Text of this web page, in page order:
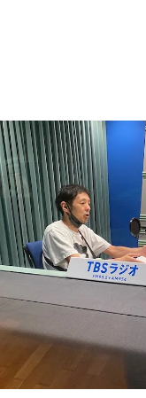
お知らせ
イベント・グ
YouTube
会社情報